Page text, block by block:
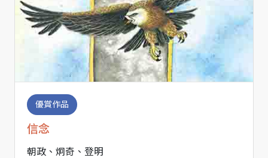
優賞作品
信念
朝政、炯奇、登明